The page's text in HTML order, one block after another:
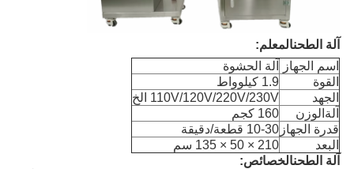
آلة الطحنالمعلم:
اسم الجهاز
آلة الحشوة
القوة
1.9 كيلوواط
الجهد
110V/120V/220V/230V الخ
آلة الوزن
160 كجم
قدرة الجهاز 10-30 قطعة/دقيقة
البعد
210 × 50 × 135 سم
آلة الطحنالخصائص: